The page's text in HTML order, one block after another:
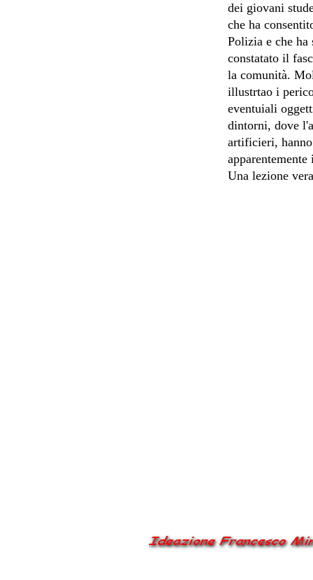
dei giovani
che ha
Polizia e che
constatato il
la comunità.
illustrtao i
eventuiali
dintorni, dove
artificieri,
Una lezione